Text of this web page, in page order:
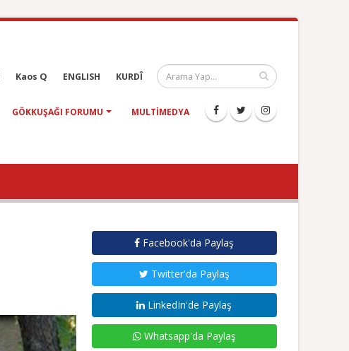
Kaos Q ENGLISH KURDÎ
GÖKKUŞAĞI FORUMU MULTIMEDYA
Facebook'da Paylaş
Twitter'da Paylaş
LinkedIn'de Paylaş
Whatsapp'da Paylaş